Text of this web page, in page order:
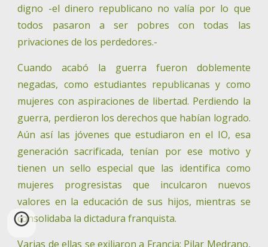
digno -el dinero republicano no valía por lo que
todos pasaron a ser pobres con todas las
privaciones de los perdedores.-
Cuando acabó la guerra fueron doblemente
negadas, como estudiantes republicanas y como
mujeres con aspiraciones de libertad. Perdiendo la
guerra, perdieron los derechos que habían logrado.
Aún así las jóvenes que estudiaron en el IO, esa
generación sacrificada, tenían por ese motivo y
tienen un sello especial que las identifica como
mujeres progresistas que inculcaron nuevos
valores en la educación de sus hijos, mientras se
consolidaba la dictadura franquista.
Varias de ellas se exiliaron a Francia; Pilar Medrano,